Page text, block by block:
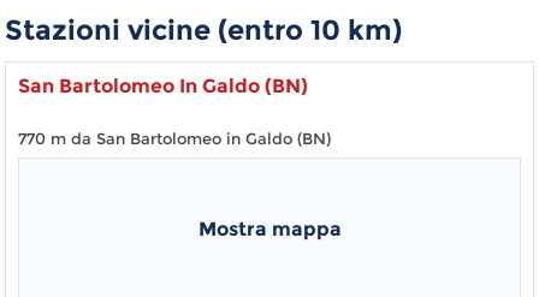
Stazioni vicine (entro 10 km)
San Bartolomeo In Galdo (BN)
770 m da San Bartolomeo in Galdo (BN)
Mostra mappa